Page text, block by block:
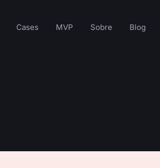
Cases MVP Sobre Blog